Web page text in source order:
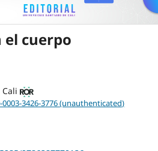
el cuerpo
3426-3776 (unauthenticated)